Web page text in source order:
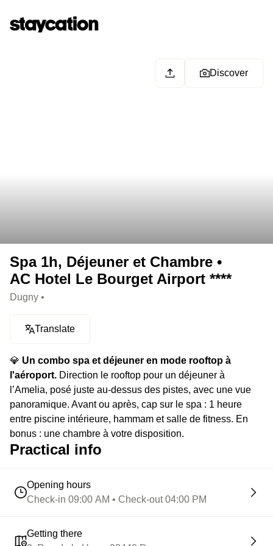
Discover
Spa 1h, Déjeuner et Chambre •
AC Hotel Le Bourget Airport ****
Dugny •
Translate
💎 Un combo spa et déjeuner en mode rooftop à
l'aéroport. Direction le rooftop pour un déjeuner à
l’Amelia, posé juste au-dessus des pistes, avec une vue
panoramique. Avant ou après, cap sur le spa : 1 heure
entre piscine intérieure, hammam et salle de fitness. En
bonus : une chambre à votre disposition.
Practical info
Opening hours
Check-in 09:00 AM • Check-out 04:00 PM
Getting there